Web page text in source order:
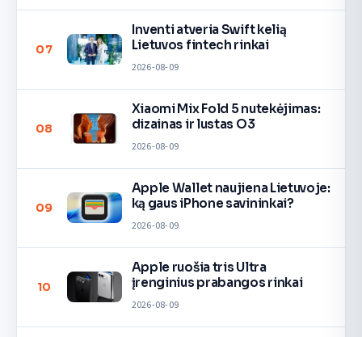
07
Inventi atveria Swift kelią
Lietuvos fintech rinkai
2026-08-09
08
Xiaomi Mix Fold 5 nutekėjimas:
dizainas ir lustas O3
2026-08-09
09
Apple Wallet naujiena Lietuvoje:
ką gaus iPhone savininkai?
2026-08-09
10
Apple ruošia tris Ultra
įrenginius prabangos rinkai
2026-08-09